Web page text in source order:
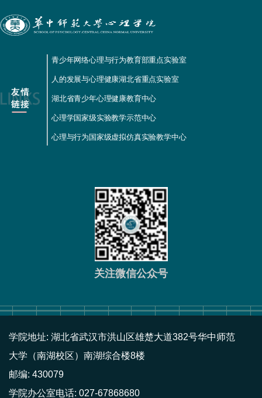
青少年网络心理与行为教育部重点实验室
人的发展与心理健康湖北省重点实验室
湖北省青少年心理健康教育中心
心理学国家级实验教学示范中心
心理与行为国家级虚拟仿真实验教学中心
关注微信公众号
学院地址: 湖北省武汉市洪山区雄楚大道382号华中师范
大学（南湖校区）南湖综合楼8楼
邮编: 430079
学院办公室电话: 027-67868680